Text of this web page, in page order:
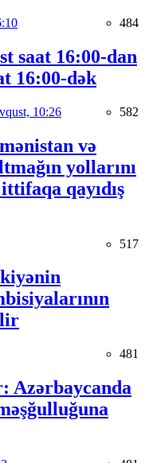
484
saat 16:00-dan
16:00-dək
10:26 582
və
yollarını
qayıdış
517
481
Azərbaycanda